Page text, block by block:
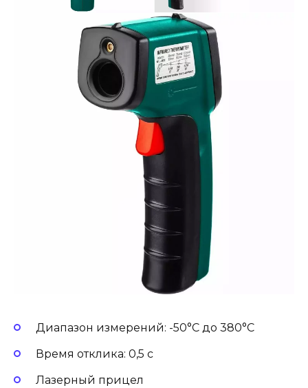
Диапазон измерений: -50°С до 380°С
Время отклика: 0,5 с
Лазерный прицел